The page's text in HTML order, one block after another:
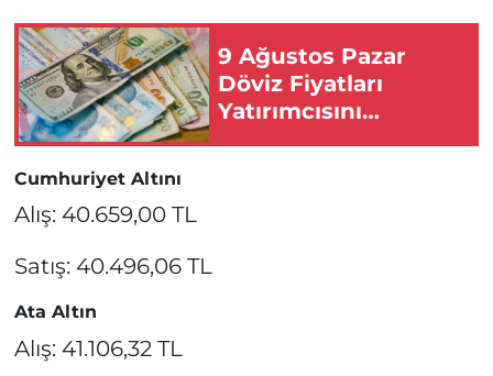
9 Ağustos Pazar
Döviz Fiyatları
Yatırımcısını
Cumhuriyet Altını
Alış: 40.659,00 TL
Satış: 40.496,06 TL
Ata Altın
Alış: 41.106,32 TL